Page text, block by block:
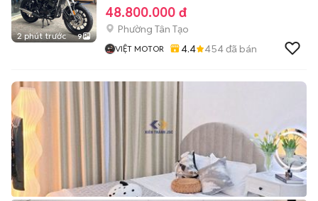
2 phút trước 9
48.800.000 đ
Phường Tân Tạo
VIỆT MOTOR 4.4 454đã bán